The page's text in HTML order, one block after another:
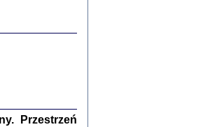
Marta Janczewska
Przestrzeń